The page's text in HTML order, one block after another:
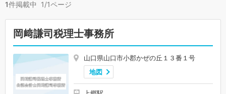
1件掲載中 1/1ページ
岡﨑謙司税理士事務所
山口県山口市小郡かぜの丘１３番１号
地図